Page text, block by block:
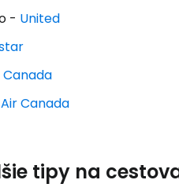
- United
Canada
Air Canada
tipy na